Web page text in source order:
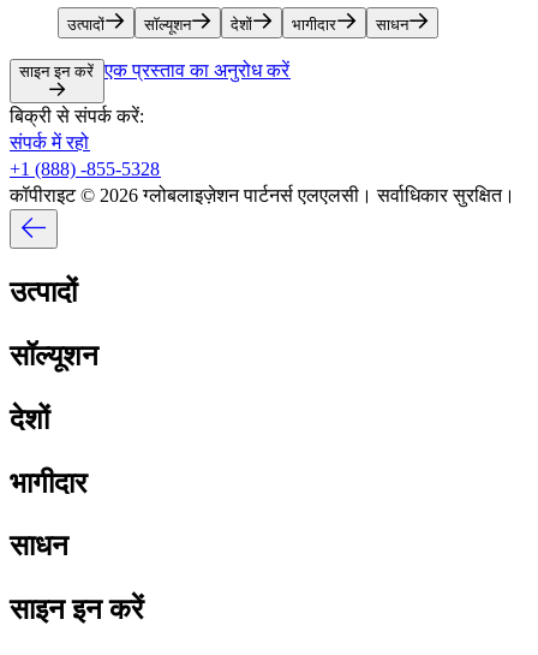
उत्पादों​​ सॉल्यूशन​​ देशों​​ भागीदार​​ साधन​​
साइन इन करें​​ एक प्रस्ताव का अनुरोध करें​​
बिक्री से संपर्क करें:​​
संपर्क में रहो​​
+1 (888) -855-5328​​
कॉपीराइट © 2026 ग्लोबलाइज़ेशन पार्टनर्स एलएलसी। सर्वाधिकार सुरक्षित।​​
उत्पादों​​
सॉल्यूशन​​
देशों​​
भागीदार​​
साधन​​
साइन इन करें​​